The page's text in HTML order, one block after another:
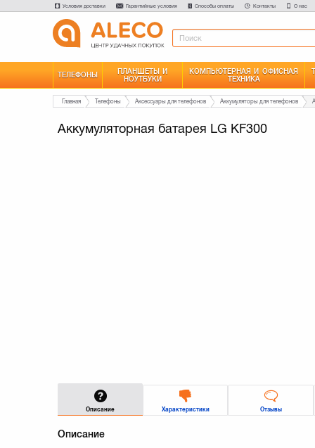
Условия доставки Гарантийные условия Способы оплаты Контакты О нас
ТЕЛЕФОНЫ
ПЛАНШЕТЫ И
НОУТБУКИ
КОМПЬЮТЕРНАЯ И ОФИСНАЯ
ТЕХНИКА
Главная Телефоны Аксессуары для телефонов Аккумуляторы для телефонов
Аккумуляторная батарея LG KF300
Описание Характеристики Отзывы
Описание